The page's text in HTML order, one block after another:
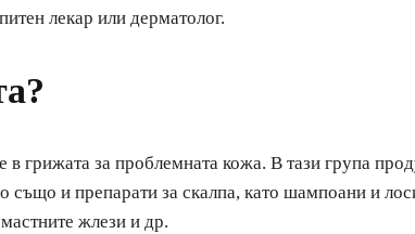
лекар или дерматолог.
в грижата за проблемната кожа. В тази група
и препарати за скалпа, като шампоани и
жлези и др.